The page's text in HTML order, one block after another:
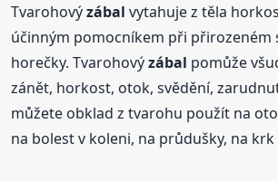
Tvarohovýzábal vytahuje z těla
účinným pomocníkem při přirozeném
horečky. Tvarohovýzábal pomůže
zánět, horkost, otok, svědění,
můžete obklad z tvarohu použít na
na bolest v koleni, na průdušky, na